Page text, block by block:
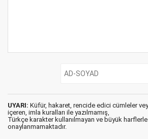
UYARI: Küfür, hakaret, rencide edici cümleler
içeren, imla kuralları ile yazılmamış,
Türkçe karakter kullanılmayan ve büyük harflerle
onaylanmamaktadır.